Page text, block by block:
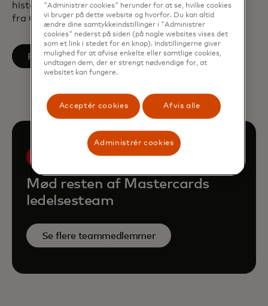
historie fra Cornell og en ph.d. i moderne historie
fra Oxford University.
Følg på LinkedIn
opens in a new tab
Mød resten af Mastercards
ledelsesteam
Se flere teammedlemmer
"Administrer cookies" herunder for at se, hvilke cookies
vi bruger på dette website og hvorfor. Du kan altid
ændre dine samtykkeindstillinger i "Administrer
cookies" nederst på siden (på nogle websites vises det
som et link i stedet for en knap). Indstillingerne giver
mulighed for at afvise enkelte eller samtlige cookies,
undtagen dem, der er strengt nødvendige for, at
websitet kan fungere.
Acceptér cookies Afvis alle
Administrér cookies